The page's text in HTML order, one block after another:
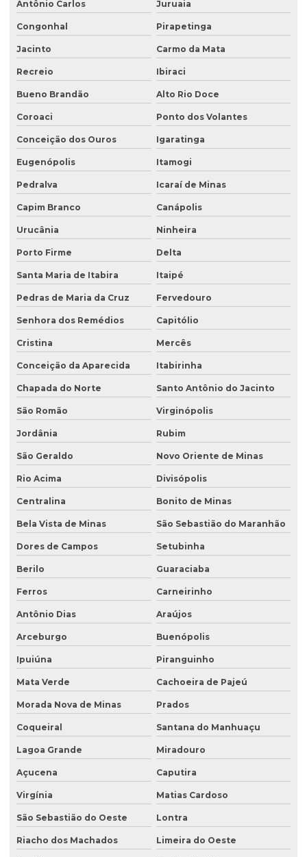
Antônio Carlos Juruaia
Congonhal Pirapetinga
Jacinto Carmo da Mata
Recreio Ibiraci
Bueno Brandão Alto Rio Doce
Coroaci Ponto dos Volantes
Conceição dos Ouros Igaratinga
Eugenópolis Itamogi
Pedralva Icaraí de Minas
Capim Branco Canápolis
Urucânia Ninheira
Porto Firme Delta
Santa Maria de Itabira Itaipé
Pedras de Maria da Cruz Fervedouro
Senhora dos Remédios Capitólio
Cristina Mercês
Conceição da Aparecida Itabirinha
Chapada do Norte Santo Antônio do Jacinto
São Romão Virginópolis
Jordânia Rubim
São Geraldo Novo Oriente de Minas
Rio Acima Divisópolis
Centralina Bonito de Minas
Bela Vista de Minas São Sebastião do Maranhão
Dores de Campos Setubinha
Berilo Guaraciaba
Ferros Carneirinho
Antônio Dias Araújos
Arceburgo Buenópolis
Ipuiúna Piranguinho
Mata Verde Cachoeira de Pajeú
Morada Nova de Minas Prados
Coqueiral Santana do Manhuaçu
Lagoa Grande Miradouro
Açucena Caputira
Virgínia Matias Cardoso
São Sebastião do Oeste Lontra
Riacho dos Machados Limeira do Oeste